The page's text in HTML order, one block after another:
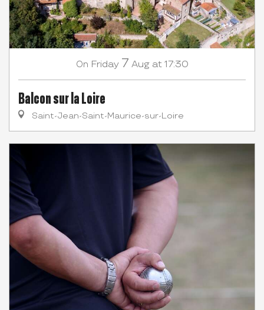
On Friday 7 Aug at 17:30
Balcon sur la Loire
Saint-Jean-Saint-Maurice-sur-Loire